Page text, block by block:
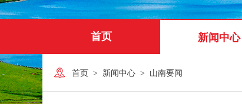
首页 新闻中心
首页 > 新闻中心 > 山南要闻